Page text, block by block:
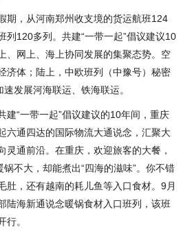
期，从河南郑州收支境的货运航班124
列120多列。共建“一带一起”倡议建议10
、网上、海上协同发展的集聚态势。空
济体；陆上，中欧班列（中豫号）秘密
发展河海联运、铁海联运。
建“一带一起”倡议建议的10年间，重庆
六通四达的国际物流大通说念，汇聚大
灵通前沿。在重庆，欢迎旅客的大餐，
锅不大，却能煮出“四海的滋味”。你不错
肚，还有越南的耗儿鱼等入口食材。9月
陆海新通说念暖锅食材入口班列，该班
行。